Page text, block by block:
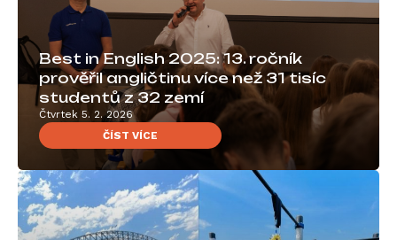
Best in English 2025: 13. ročník
prověřil angličtinu více než 31 tisíc
studentů z 32 zemí
Čtvrtek 5. 2. 2026
ČÍST VÍCE